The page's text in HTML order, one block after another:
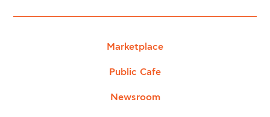
Marketplace
Public Cafe
Newsroom